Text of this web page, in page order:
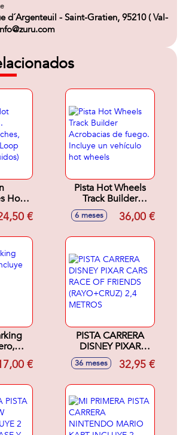
d´Argenteuil - Saint-Gratien, 95210 ( Val-
Hot
1.
cm
€
Pista Hot Wheels
Track Builder
Acrobacias de
fuego. Incluye un
6 meses 36,00 €
1
y
€
PISTA CARRERA
DISNEY PIXAR
CARS RACE OF
FRIENDS
36 meses 32,95 €